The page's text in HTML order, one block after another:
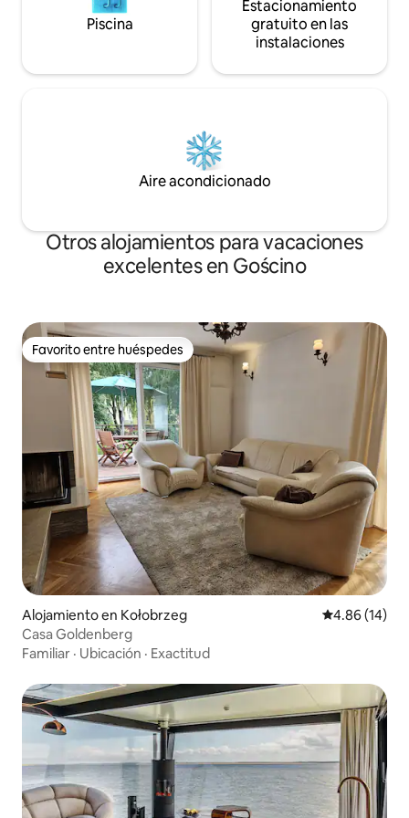
Piscina
Estacionamiento
gratuito en las
instalaciones
Aire acondicionado
Otros alojamientos para vacaciones
excelentes en Gościno
Favorito entre huéspedes
Favorito entre huéspedes
Alojamiento en Kołobrzeg Calificación
4.86 (14)
Casa Goldenberg
Familiar · Ubicación · Exactitud